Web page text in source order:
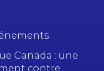
Canada : une
contre